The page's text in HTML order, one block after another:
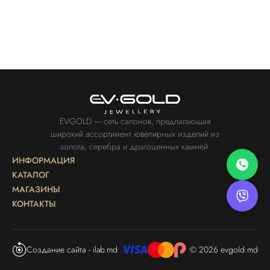
EVGOLD — сеть салонов, предлагающая
широкий ассортимент ювелирных изделий из
золота, серебра и драгоценных камней.
ИНФОРМАЦИЯ
КАТАЛОГ
МАГАЗИНЫ
КОНТАКТЫ
Создание сайта - ilab.md © 2026 evgold.md